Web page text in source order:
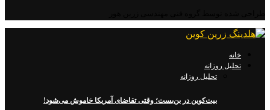
خانه
تحلیل روزانه
تحلیل روزانه
بیت‌کوین در بن‌بست؛ وقتی تقاضای آمریکا خاموش می‌شود!